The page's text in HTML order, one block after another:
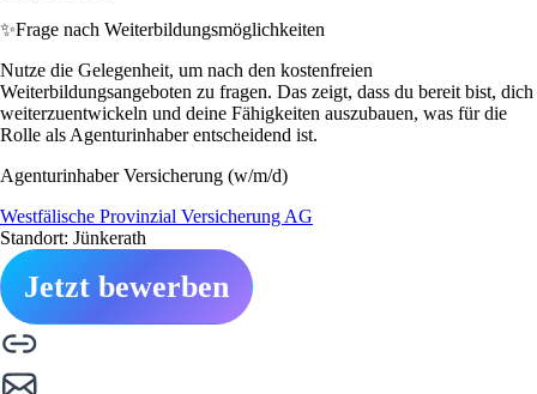
✨Frage nach Weiterbildungsmöglichkeiten
Nutze die Gelegenheit, um nach den kostenfreien
Weiterbildungsangeboten zu fragen. Das zeigt, dass du bereit bist, dich
weiterzuentwickeln und deine Fähigkeiten auszubauen, was für die
Rolle als Agenturinhaber entscheidend ist.
Agenturinhaber Versicherung (w/m/d)
Westfälische Provinzial Versicherung AG
Standort: Jünkerath
Jetzt bewerben